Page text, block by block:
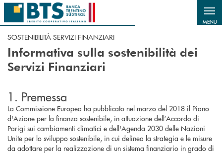
Salta al contenuto principale
MENU
SOSTENIBILITÀ SERVIZI FINANZIARI
Informativa sulla sostenibilità dei
Servizi Finanziari
1. Premessa
La Commissione Europea ha pubblicato nel marzo del 2018 il Piano
d'Azione per la finanza sostenibile, in attuazione dell’Accordo di
Parigi sui cambiamenti climatici e dell'Agenda 2030 delle Nazioni
Unite per lo sviluppo sostenibile, in cui delinea la strategia e le misure
da adottare per la realizzazione di un sistema finanziario in grado di